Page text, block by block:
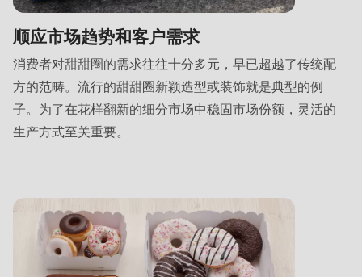
type
string
is
deprecated
in
Drupal\rondo_contact\ContactService-
()
(line
597
顺应市场趋势和客户需求
消费者对甜甜圈的需求往往十分多元，早已超越了传统配
方的范畴。流行的甜甜圈新颖造型或装饰就是典型的例
子。为了在花样翻新的细分市场中稳固市场份额，灵活的
生产方式至关重要。